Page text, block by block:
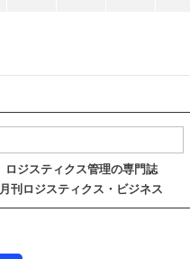
ロジスティクス管理の専門誌
月刊ロジスティクス・ビジネス